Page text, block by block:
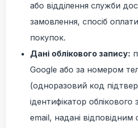
або відділення служби
замовлення, спосіб
покупок.
Дані облікового запису:
Google або за номером
(одноразовий код
ідентифікатор облікового
email, надані відповідним